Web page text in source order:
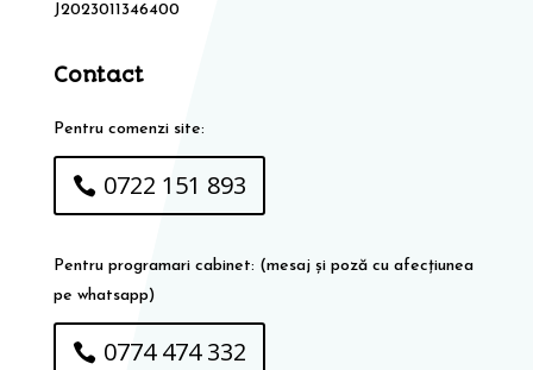
J2023011346400
Contact
Pentru comenzi site:
0722 151 893
Pentru programari cabinet: (mesaj și poză cu afecțiunea
pe whatsapp)
0774 474 332